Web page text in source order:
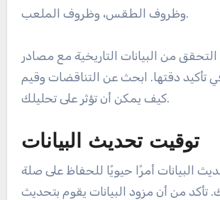
وظروف الطقس، وظروف الملعب.
من البيانات التاريخية مع مصادر
تأكيد دقتها. ابحث عن التناقضات وقيم
كيف يمكن أن تؤثر على تحليلك.
توقيت تحديث البيانات
البيانات أمرًا حيويًا للحفاظ على صلة
تأكد من أن مزود البيانات يقوم بتحديث